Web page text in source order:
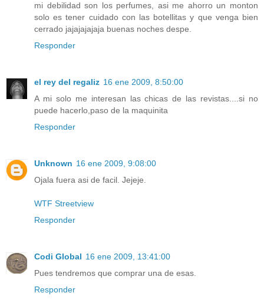
mi debilidad son los perfumes, asi me ahorro un monton
solo es tener cuidado con las botellitas y que venga bien
cerrado jajajajajaja buenas noches despe.
Responder
el rey del regaliz 16 ene 2009, 8:50:00
A mi solo me interesan las chicas de las revistas....si no
puede hacerlo,paso de la maquinita
Responder
Unknown 16 ene 2009, 9:08:00
Ojala fuera asi de facil. Jejeje.
WTF Streetview
Responder
Codi Global 16 ene 2009, 13:41:00
Pues tendremos que comprar una de esas.
Responder